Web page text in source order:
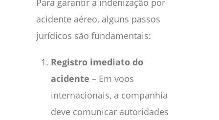
acidente aéreo, alguns passos
jurídicos são fundamentais:
Registro imediato do
acidente – Em voos
internacionais, a companhia
deve comunicar autoridades